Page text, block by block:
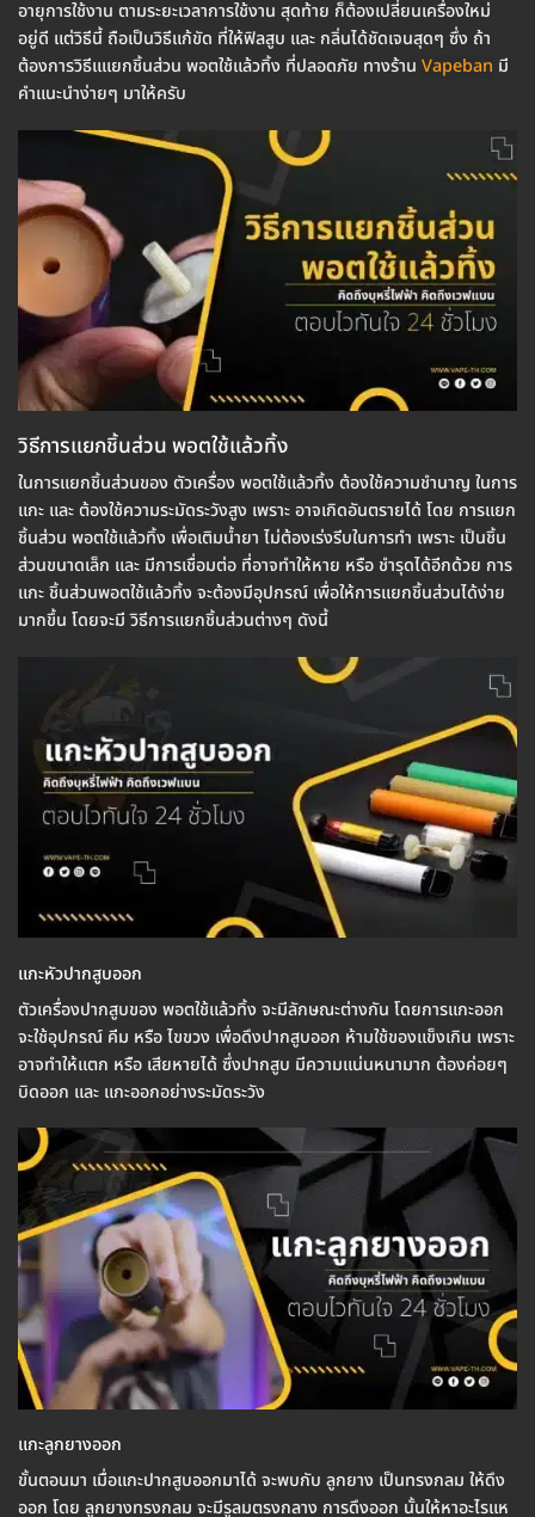
อายุการใช้งาน ตามระยะเวลาการใช้งาน สุดท้าย ก็ต้องเปลี่ยนเครื่องใหม่
อยู่ดี แต่วิธีนี้ ถือเป็นวิธีแก้ขัด ที่ให้ฟิลสูบ และ กลิ่นได้ชัดเจนสุดๆ ซึ่ง ถ้า
ต้องการวิธีแแยกชิ้นส่วน พอตใช้แล้วทิ้ง ที่ปลอดภัย ทางร้าน Vapeban มี
คำแนะนำง่ายๆ มาให้ครับ
วิธีการแยกชิ้นส่วน พอตใช้แล้วทิ้ง
ในการแยกชิ้นส่วนของ ตัวเครื่อง พอตใช้แล้วทิ้ง ต้องใช้ความชำนาญ ในการ
แกะ และ ต้องใช้ความระมัดระวังสูง เพราะ อาจเกิดอันตรายได้ โดย การแยก
ชิ้นส่วน พอตใช้แล้วทิ้ง เพื่อเติมน้ำยา ไม่ต้องเร่งรีบในการทำ เพราะ เป็นชิ้น
ส่วนขนาดเล็ก และ มีการเชื่อมต่อ ที่อาจทำให้หาย หรือ ชำรุดได้อีกด้วย การ
แกะ ชิ้นส่วนพอตใช้แล้วทิ้ง จะต้องมีอุปกรณ์ เพื่อให้การแยกชิ้นส่วนได้ง่าย
มากขึ้น โดยจะมี วิธีการแยกชิ้นส่วนต่างๆ ดังนี้
แกะหัวปากสูบออก
ตัวเครื่องปากสูบของ พอตใช้แล้วทิ้ง จะมีลักษณะต่างกัน โดยการแกะออก
จะใช้อุปกรณ์ คีม หรือ ไขขวง เพื่อดึงปากสูบออก ห้ามใช้ของแข็งเกิน เพราะ
อาจทำให้แตก หรือ เสียหายได้ ซึ่งปากสูบ มีความแน่นหนามาก ต้องค่อยๆ
บิดออก และ แกะออกอย่างระมัดระวัง
แกะลูกยางออก
ขั้นตอนมา เมื่อแกะปากสูบออกมาได้ จะพบกับ ลูกยาง เป็นทรงกลม ให้ดึง
ออก โดย ลูกยางทรงกลม จะมีรูลมตรงกลาง การดึงออก นั้นให้หาอะไรแห